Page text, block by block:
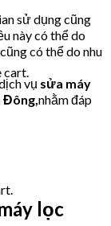
cart.
sử dụng cũng
này có thể do
có thể do nhu
vụ sửa máy
Đông,nhằm đáp
lọc